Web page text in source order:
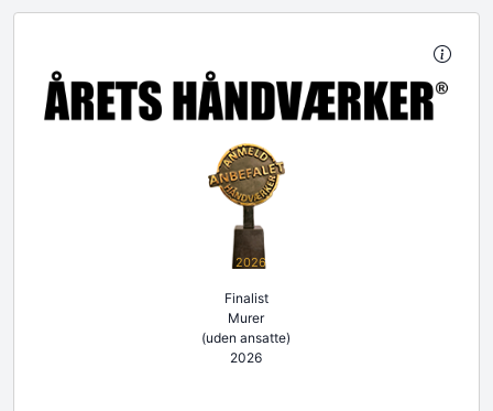
2026
Finalist
Murer
(uden ansatte)
2026